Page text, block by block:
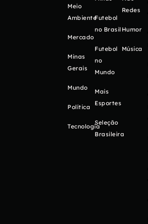
Meio
Ambiente
Mercado
Minas
Gerais
Mundo
Política
Tecnologia
Futebol
no Brasil
Futebol
no
Mundo
Mais
Esportes
Seleção
Brasileira
Redes
Humor
Música